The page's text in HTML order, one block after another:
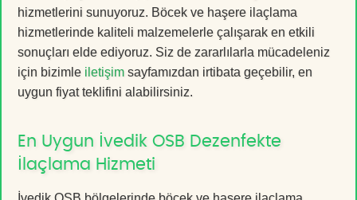
hizmetlerini sunuyoruz. Böcek ve haşere ilaçlama
hizmetlerinde kaliteli malzemelerle çalışarak en etkili
sonuçları elde ediyoruz. Siz de zararlılarla mücadeleniz
için bizimle iletişim sayfamızdan irtibata geçebilir, en
uygun fiyat teklifini alabilirsiniz.
En Uygun İvedik OSB Dezenfekte
İlaçlama Hizmeti